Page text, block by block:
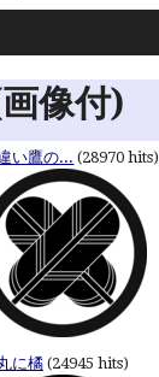
像付)
い鷹の... (28970 hits)
に橘(24945 hits)